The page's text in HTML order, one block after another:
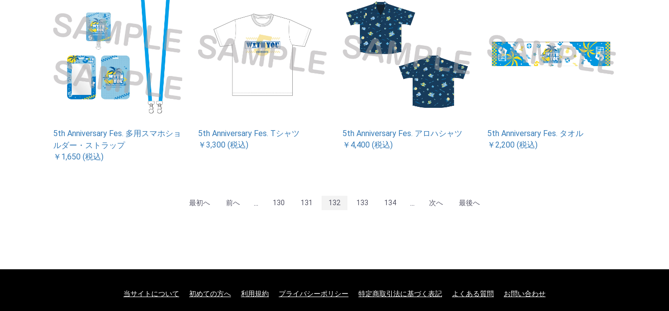
5th Anniversary Fes. 多用スマホショ
ルダー・ストラップ
￥1,650 (税込)
5th Anniversary Fes. Tシャツ
￥3,300 (税込)
5th Anniversary Fes. アロハシャツ
￥4,400 (税込)
5th Anniversary Fes. タオル
￥2,200 (税込)
最初へ 前へ ... 130 131 132 133 134 ... 次へ 最後へ
当サイトについて 初めての方へ 利用規約 プライバシーポリシー 特定商取引法に基づく表記 よくある質問 お問い合わせ